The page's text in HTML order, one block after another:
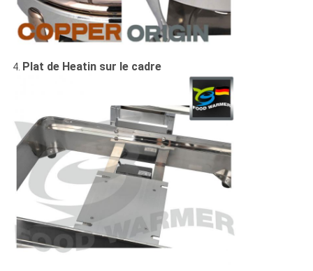
4. Plat de Heatin sur le cadre